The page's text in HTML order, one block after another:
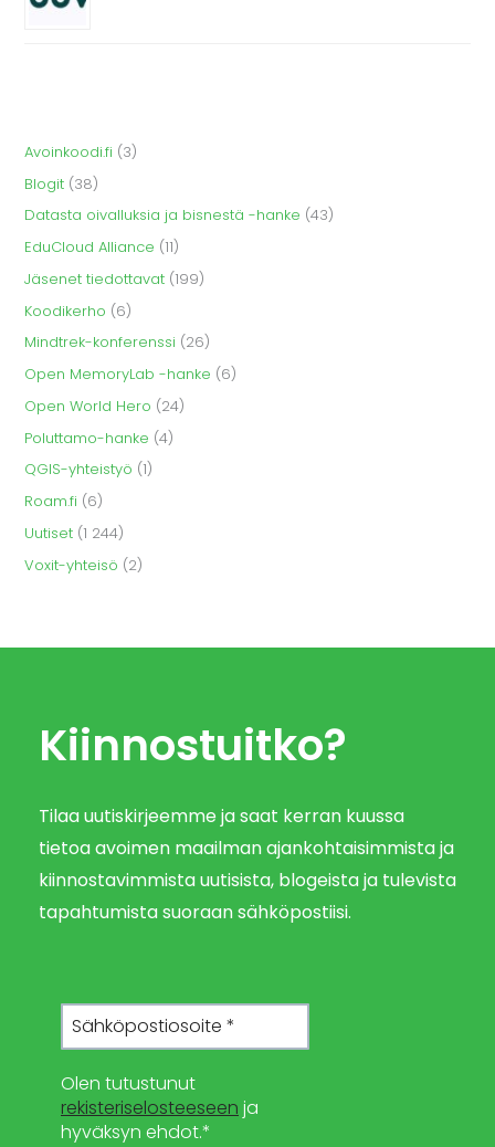
Avoinkoodi.fi (3)
Blogit (38)
Datasta oivalluksia ja bisnestä -hanke (43)
EduCloud Alliance (11)
Jäsenet tiedottavat (199)
Koodikerho (6)
Mindtrek-konferenssi (26)
Open MemoryLab -hanke (6)
Open World Hero (24)
Poluttamo-hanke (4)
QGIS-yhteistyö (1)
Roam.fi (6)
Uutiset (1 244)
Voxit-yhteisö (2)
Kiinnostuitko?
Tilaa uutiskirjeemme ja saat kerran kuussa
tietoa avoimen maailman ajankohtaisimmista ja
kiinnostavimmista uutisista, blogeista ja tulevista
tapahtumista suoraan sähköpostiisi.
Olen tutustunut
rekisteriselosteeseen ja
hyväksyn ehdot.*